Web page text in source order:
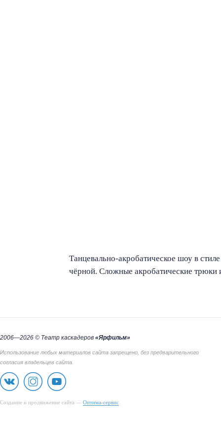
Танцевально-акробатическое шоу в
чёрной. Сложные акробатические трюки
2006—2026 © Театр каскадеров «Ярфильм»
Использование любых материалов сайта запрещено, без предварительного
согласия владельцев сайта.
Cоздание и продвижение сайта — Оптима-сервис